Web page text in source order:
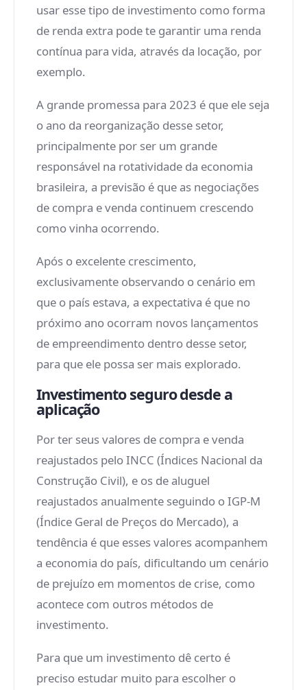
usar esse tipo de investimento como forma
de renda extra pode te garantir uma renda
contínua para vida, através da locação, por
exemplo.
A grande promessa para 2023 é que ele seja
o ano da reorganização desse setor,
principalmente por ser um grande
responsável na rotatividade da economia
brasileira, a previsão é que as negociações
de compra e venda continuem crescendo
como vinha ocorrendo.
Após o excelente crescimento,
exclusivamente observando o cenário em
que o país estava, a expectativa é que no
próximo ano ocorram novos lançamentos
de empreendimento dentro desse setor,
para que ele possa ser mais explorado.
Investimento seguro desde a
aplicação
Por ter seus valores de compra e venda
reajustados pelo INCC (Índices Nacional da
Construção Civil), e os de aluguel
reajustados anualmente seguindo o IGP-M
(Índice Geral de Preços do Mercado), a
tendência é que esses valores acompanhem
a economia do país, dificultando um cenário
de prejuízo em momentos de crise, como
acontece com outros métodos de
investimento.
Para que um investimento dê certo é
preciso estudar muito para escolher o